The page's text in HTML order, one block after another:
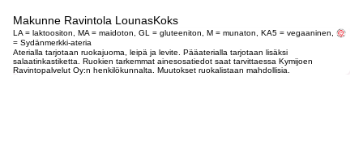
Makunne Ravintola LounasKoks
LA = laktoositon, MA = maidoton, GL = gluteeniton, M = munaton, KA5 = vegaaninen,
= Sydänmerkki-ateria
Aterialla tarjotaan ruokajuoma, leipä ja levite. Pääaterialla tarjotaan lisäksi
salaatinkastiketta. Ruokien tarkemmat ainesosatiedot saat tarvittaessa Kymijoen
Ravintopalvelut Oy:n henkilökunnalta. Muutokset ruokalistaan mahdollisia.